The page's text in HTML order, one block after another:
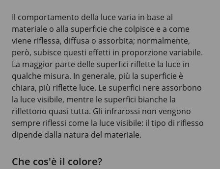
Il comportamento della luce varia in base al
materiale o alla superficie che colpisce e a come
viene riflessa, diffusa o assorbita; normalmente,
però, subisce questi effetti in proporzione variabile.
La maggior parte delle superfici riflette la luce in
qualche misura. In generale, più la superficie è
chiara, più riflette luce. Le superfici nere assorbono
la luce visibile, mentre le superfici bianche la
riflettono quasi tutta. Gli infrarossi non vengono
sempre riflessi come la luce visibile: il tipo di riflesso
dipende dalla natura del materiale.
Che cos'è il colore?